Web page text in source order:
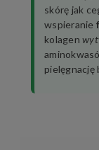
skórę jak
wspieranie
kolagen
pielęgnację